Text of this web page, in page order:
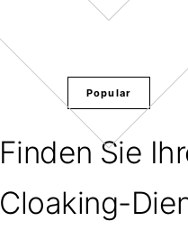
Popular
Finden Sie
Cloaking-